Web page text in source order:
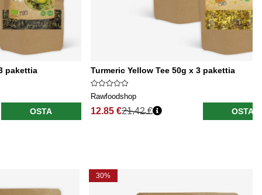
pakettia
OSTA
Turmeric Yellow Tee 50g x 3 pakettia
Rawfoodshop
12.85 €21.42 € OSTA
30%